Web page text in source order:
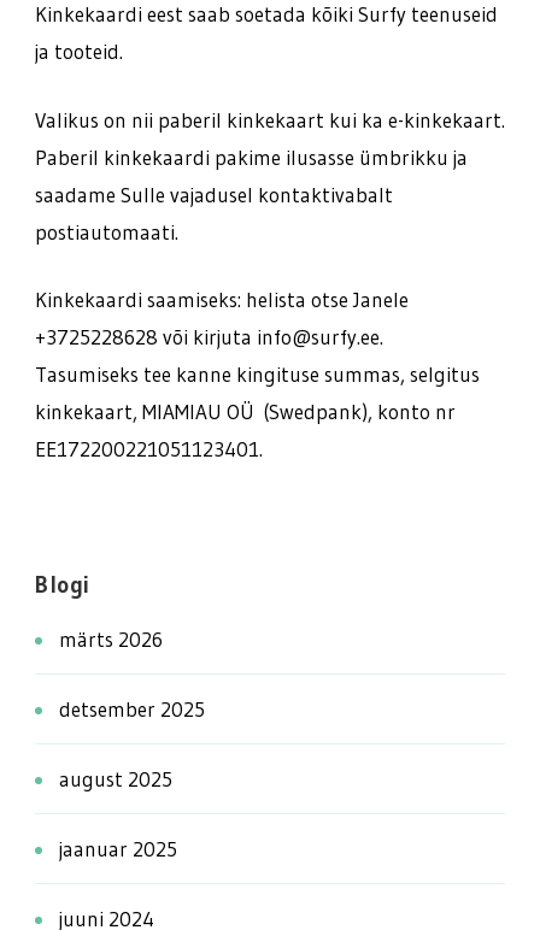
Kinkekaardi eest saab soetada kõiki Surfy teenuseid
ja tooteid.
Valikus on nii paberil kinkekaart kui ka e-kinkekaart.
Paberil kinkekaardi pakime ilusasse ümbrikku ja
saadame Sulle vajadusel kontaktivabalt
postiautomaati.
Kinkekaardi saamiseks: helista otse Janele
+3725228628 või kirjuta info@surfy.ee.
Tasumiseks tee kanne kingituse summas, selgitus
kinkekaart, MIAMIAU OÜ (Swedpank), konto nr
EE172200221051123401.
Blogi
märts 2026
detsember 2025
august 2025
jaanuar 2025
juuni 2024